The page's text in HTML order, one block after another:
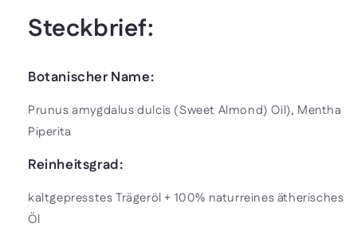
Steckbrief:
Botanischer Name:
Prunus amygdalus dulcis (Sweet Almond) Oil), Mentha
Piperita
Reinheitsgrad:
kaltgepresstes Trägeröl + 100% naturreines ätherisches
Öl